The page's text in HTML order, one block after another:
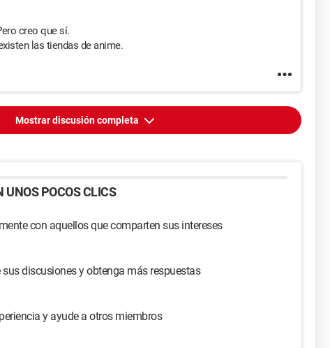
creo que sí.
las tiendas de anime.
Mostrar discusión completa
UNOS POCOS CLICS
con aquellos que comparten sus intereses
discusiones y obtenga más respuestas
y ayude a otros miembros